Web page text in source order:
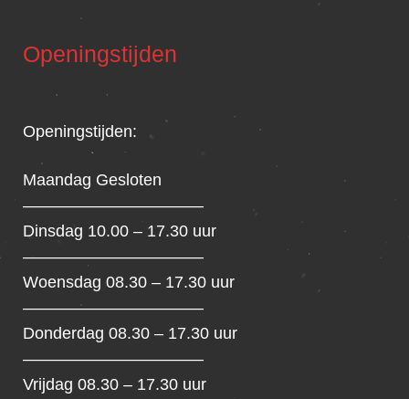
Openingstijden
Openingstijden:
Maandag Gesloten
———————————
Dinsdag 10.00 – 17.30 uur
———————————
Woensdag 08.30 – 17.30 uur
———————————
Donderdag 08.30 – 17.30 uur
———————————
Vrijdag 08.30 – 17.30 uur